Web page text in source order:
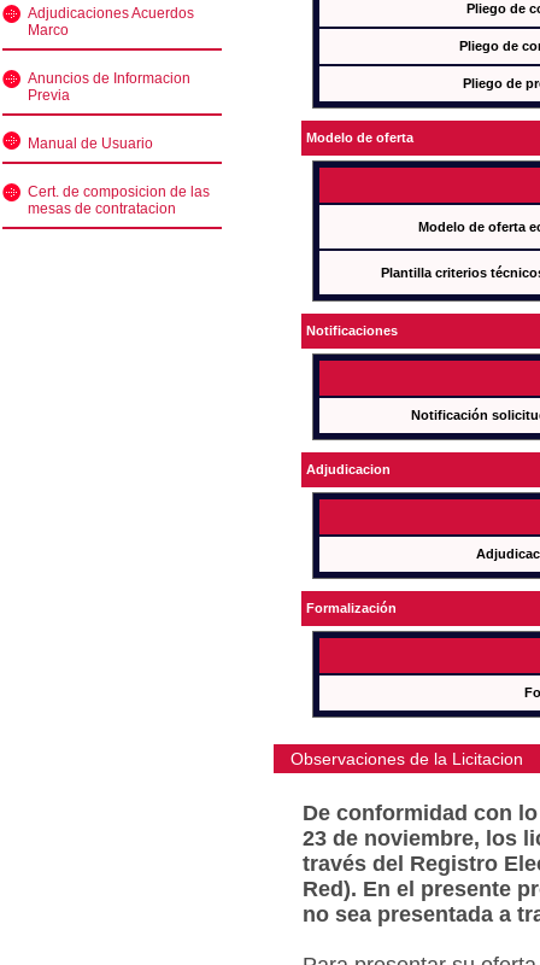
Adjudicaciones Acuerdos
Marco
Anuncios de Informacion
Previa
Manual de Usuario
Cert. de composicion de las
mesas de contratacion
Pliego de
Pliego de
Pliego de
Modelo de oferta
Modelo de oferta
Plantilla criterios
Notificaciones
Notificación
Adjudicacion
Formalización
Observaciones de la Licitacion
De conformidad con
23 de noviembre, los
través del Registro
Red). En el presente
no sea presentada a